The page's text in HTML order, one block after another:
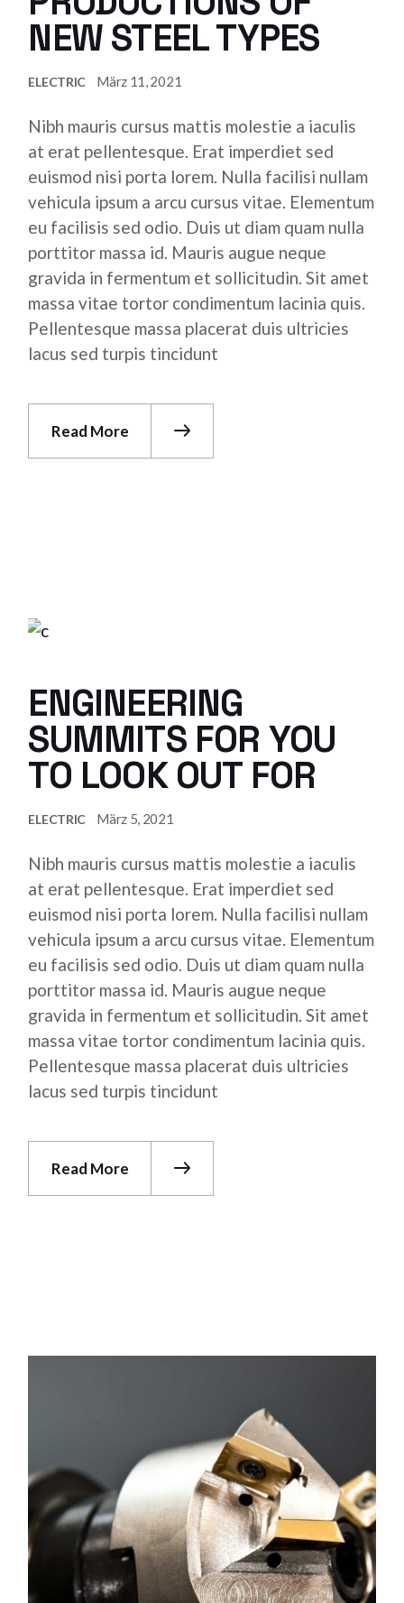
NEW STEEL TYPES
ELECTRIC März 11, 2021
Nibh mauris cursus mattis molestie a iaculis
at erat pellentesque. Erat imperdiet sed
euismod nisi porta lorem. Nulla facilisi nullam
vehicula ipsum a arcu cursus vitae. Elementum
eu facilisis sed odio. Duis ut diam quam nulla
porttitor massa id. Mauris augue neque
gravida in fermentum et sollicitudin. Sit amet
massa vitae tortor condimentum lacinia quis.
Pellentesque massa placerat duis ultricies
lacus sed turpis tincidunt
Read More
ENGINEERING
SUMMITS FOR YOU
TO LOOK OUT FOR
ELECTRIC März 5, 2021
Nibh mauris cursus mattis molestie a iaculis
at erat pellentesque. Erat imperdiet sed
euismod nisi porta lorem. Nulla facilisi nullam
vehicula ipsum a arcu cursus vitae. Elementum
eu facilisis sed odio. Duis ut diam quam nulla
porttitor massa id. Mauris augue neque
gravida in fermentum et sollicitudin. Sit amet
massa vitae tortor condimentum lacinia quis.
Pellentesque massa placerat duis ultricies
lacus sed turpis tincidunt
Read More